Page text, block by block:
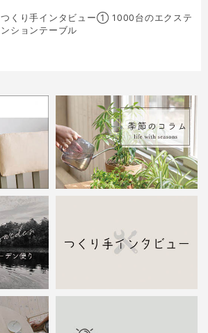
つくり手インタビュー① 1000台のエクステ
ンションテーブル